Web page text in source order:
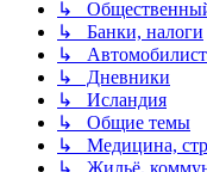
↳
↳ Банки, налоги
↳
↳ Дневники
↳ Исландия
↳ Общие темы
↳ Медицина,
↳ Жильё,